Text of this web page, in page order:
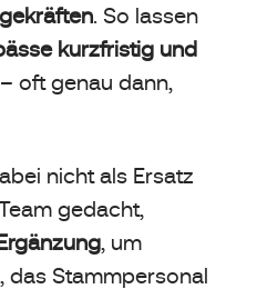
. So lassen
kurzfristig und
– oft genau dann,
nicht als Ersatz
gedacht,
, um
das Stammpersonal